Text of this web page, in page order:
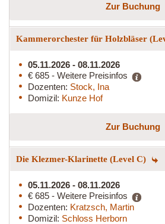
Zur Buchung
Kammerorchester für Holzbläser
05.11.2026 - 08.11.2026
€ 685 - Weitere Preisinfos
Dozenten: Stock, Ina
Domizil: Kunze Hof
Zur Buchung
Die Klezmer-Klarinette (Level C)
05.11.2026 - 08.11.2026
€ 685 - Weitere Preisinfos
Dozenten: Kratzsch, Martin
Domizil: Schloss Herborn